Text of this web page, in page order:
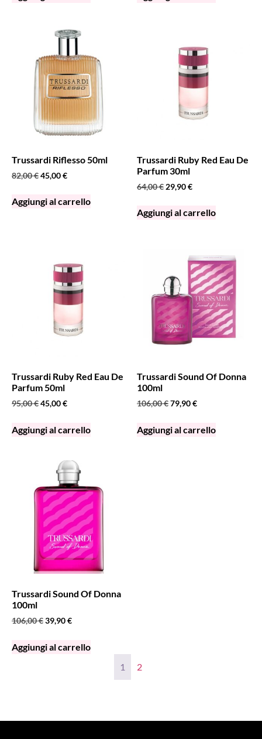
Trussardi Riflesso 50ml
82,00€45,00€
Aggiungi al carrello
Trussardi Ruby Red Eau De
Parfum 30ml
64,00€ 29,90€
Aggiungi al carrello
Trussardi Ruby Red Eau De
Parfum 50ml
95,00€45,00€
Aggiungi al carrello
Trussardi Sound Of Donna
100ml
106,00€79,90€
Aggiungi al carrello
Trussardi Sound Of Donna
100ml
106,00€39,90€
Aggiungi al carrello
1
2